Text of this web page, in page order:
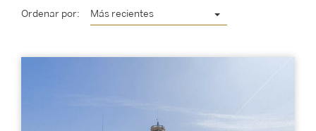
Ordenar por: Más recientes